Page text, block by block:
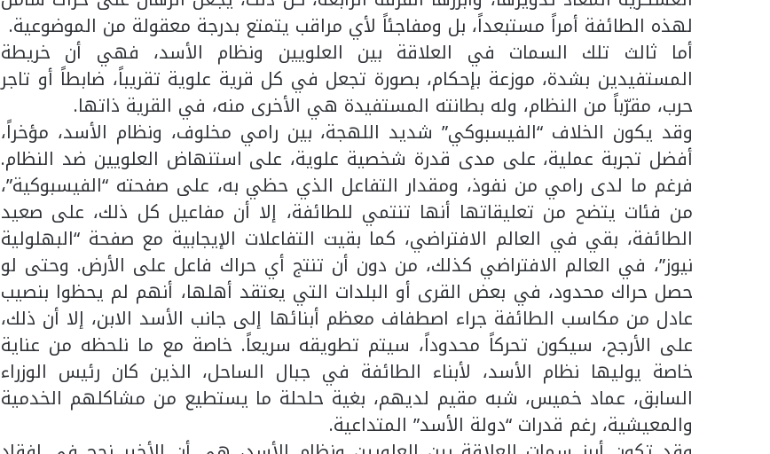
لهذه الطائفة أمراً مستبعداً، بل ومفاجئاً لأي مراقب يتمتع بدرجة معقولة من الموضوعية.
أما ثالث تلك السمات في العلاقة بين العلويين ونظام الأسد، فهي أن خريطة
المستفيدين بشدة، موزعة بإحكام، بصورة تجعل في كل قرية علوية تقريباً، ضابطاً أو تاجر
حرب، مقرّباً من النظام، وله بطانته المستفيدة هي الأخرى منه، في القرية ذاتها.
وقد يكون الخلاف “الفيسبوكي” شديد اللهجة، بين رامي مخلوف، ونظام الأسد، مؤخراً،
أفضل تجربة عملية، على مدى قدرة شخصية علوية، على استنهاض العلويين ضد النظام.
فرغم ما لدى رامي من نفوذ، ومقدار التفاعل الذي حظي به، على صفحته “الفيسبوكية”،
من فئات يتضح من تعليقاتها أنها تنتمي للطائفة، إلا أن مفاعيل كل ذلك، على صعيد
الطائفة، بقي في العالم الافتراضي، كما بقيت التفاعلات الإيجابية مع صفحة “البهلولية
نيوز”، في العالم الافتراضي كذلك، من دون أن تنتج أي حراك فاعل على الأرض. وحتى لو
حصل حراك محدود، في بعض القرى أو البلدات التي يعتقد أهلها، أنهم لم يحظوا بنصيب
عادل من مكاسب الطائفة جراء اصطفاف معظم أبنائها إلى جانب الأسد الابن، إلا أن ذلك،
على الأرجح، سيكون تحركاً محدوداً، سيتم تطويقه سريعاً. خاصة مع ما نلحظه من عناية
خاصة يوليها نظام الأسد، لأبناء الطائفة في جبال الساحل، الذين كان رئيس الوزراء
السابق، عماد خميس، شبه مقيم لديهم، بغية حلحلة ما يستطيع من مشاكلهم الخدمية
والمعيشية، رغم قدرات “دولة الأسد” المتداعية.